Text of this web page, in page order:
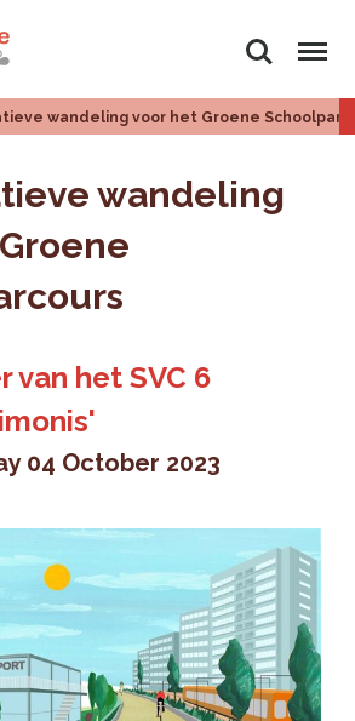
Search Menu
wandeling voor het Groene
wandeling
van het SVC 6
04 October 2023